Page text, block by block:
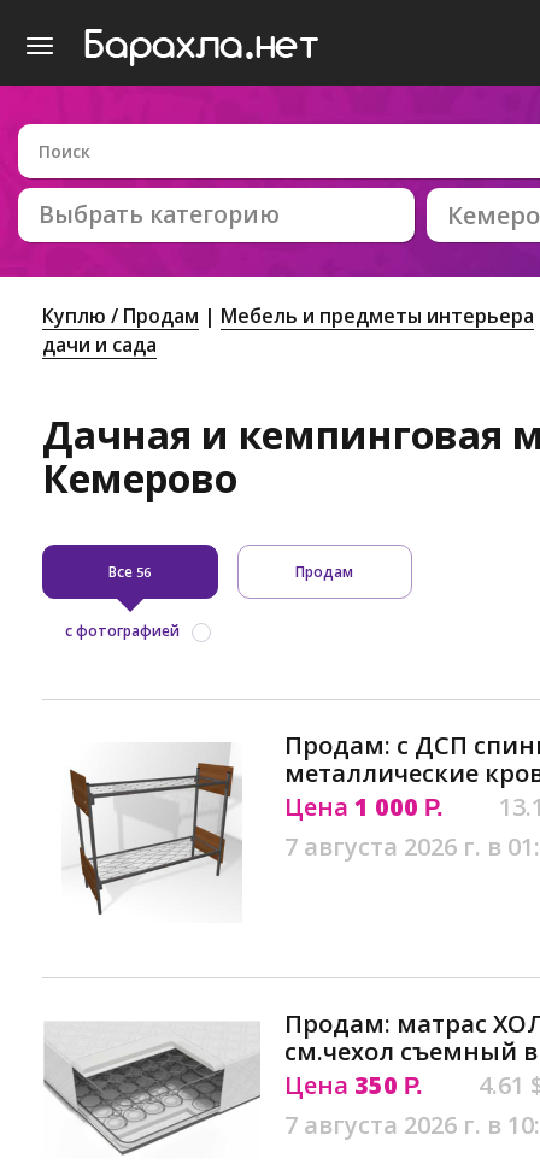
Выбрать категорию
Куплю / Продам
Мебель и предметы интерьера
дачи и сада
Дачная и кемпинговая
Кемерово
Все56 Продам
с фотографией
Продам: с ДСП
металлические
Цена 1 000 Р.
7 августа 2026 г. в
Продам: матрас
см.чехол съемный
Цена 350 Р.
4.61
7 августа 2026 г. в